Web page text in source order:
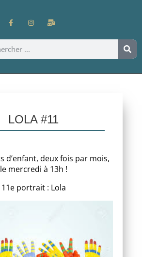
LOLA #11
d’enfant, deux fois par mois,
le mercredi à 13h !
11e portrait : Lola